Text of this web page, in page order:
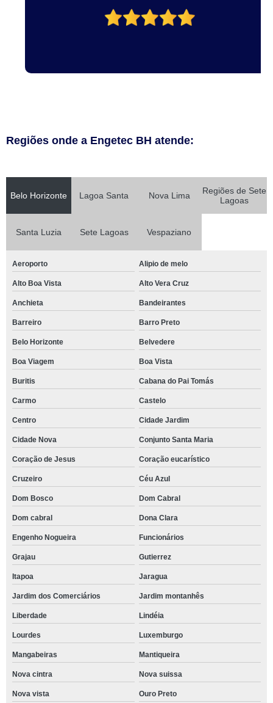
Regiões onde a Engetec BH atende:
Belo Horizonte Lagoa Santa Nova Lima
Regiões de Sete
Lagoas
Santa Luzia Sete Lagoas Vespaziano
Aeroporto Alipio de melo
Alto Boa Vista Alto Vera Cruz
Anchieta Bandeirantes
Barreiro Barro Preto
Belo Horizonte Belvedere
Boa Viagem Boa Vista
Buritis Cabana do Pai Tomás
Carmo Castelo
Centro Cidade Jardim
Cidade Nova Conjunto Santa Maria
Coração de Jesus Coração eucarístico
Cruzeiro Céu Azul
Dom Bosco Dom Cabral
Dom cabral Dona Clara
Engenho Nogueira Funcionários
Grajau Gutierrez
Itapoa Jaragua
Jardim dos Comerciários Jardim montanhês
Liberdade Lindéia
Lourdes Luxemburgo
Mangabeiras Mantiqueira
Nova cintra Nova suissa
Nova vista Ouro Preto